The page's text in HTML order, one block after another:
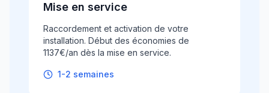
Mise en service
Raccordement et activation de votre
installation. Début des économies de
1137€/an dès la mise en service.
1-2 semaines